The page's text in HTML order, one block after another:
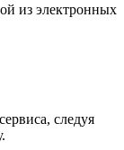
из электронных
следуя